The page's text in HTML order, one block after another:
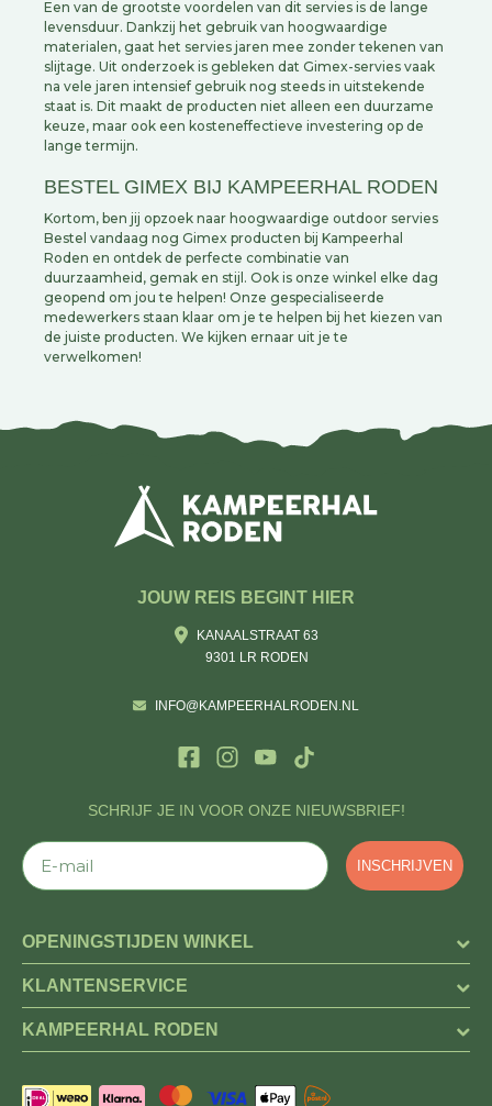
Een van de grootste voordelen van dit servies is de lange
levensduur. Dankzij het gebruik van hoogwaardige
materialen, gaat het servies jaren mee zonder tekenen van
slijtage. Uit onderzoek is gebleken dat Gimex-servies vaak
na vele jaren intensief gebruik nog steeds in uitstekende
staat is. Dit maakt de producten niet alleen een duurzame
keuze, maar ook een kosteneffectieve investering op de
lange termijn.
BESTEL GIMEX BIJ KAMPEERHAL RODEN
Kortom, ben jij opzoek naar hoogwaardige outdoor servies
Bestel vandaag nog Gimex producten bij Kampeerhal
Roden en ontdek de perfecte combinatie van
duurzaamheid, gemak en stijl. Ook is onze winkel elke dag
geopend om jou te helpen! Onze gespecialiseerde
medewerkers staan klaar om je te helpen bij het kiezen van
de juiste producten. We kijken ernaar uit je te
verwelkomen!
SCHRIJF JE IN VOOR ONZE NIEUWSBRIEF!
E-mail
INSCHRIJVEN
JOUW REIS BEGINT HIER
KANAALSTRAAT 63
9301 LR RODEN
INFO@KAMPEERHALRODEN.NL
OPENINGSTIJDEN WINKEL
KLANTENSERVICE
KAMPEERHAL RODEN